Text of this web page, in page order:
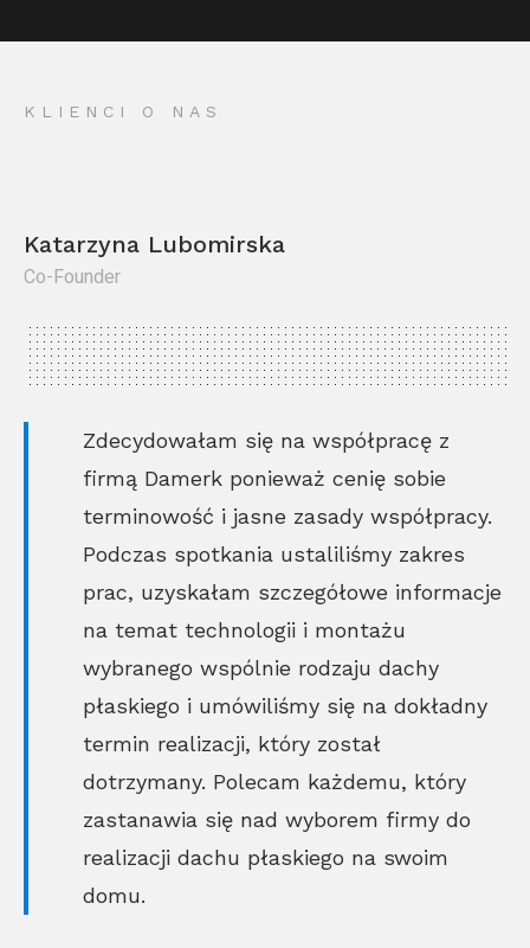
KLIENCI O NAS
Katarzyna Lubomirska
Co-Founder
Zdecydowałam się na współpracę z
firmą Damerk ponieważ cenię sobie
terminowość i jasne zasady współpracy.
Podczas spotkania ustaliliśmy zakres
prac, uzyskałam szczegółowe informacje
na temat technologii i montażu
wybranego wspólnie rodzaju dachy
płaskiego i umówiliśmy się na dokładny
termin realizacji, który został
dotrzymany. Polecam każdemu, który
zastanawia się nad wyborem firmy do
realizacji dachu płaskiego na swoim
domu.